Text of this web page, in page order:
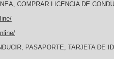
COMPRAR LICENCIA DE
PASAPORTE, TARJETA DE